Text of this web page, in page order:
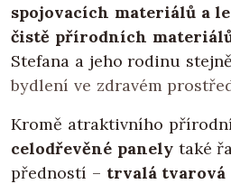
spojovacích materiálů a
čistě přírodních
Stefana a jeho rodinu
bydlení ve zdravém
Kromě atraktivního
celodřevěné panelytaké
předností – trvalá tvarová